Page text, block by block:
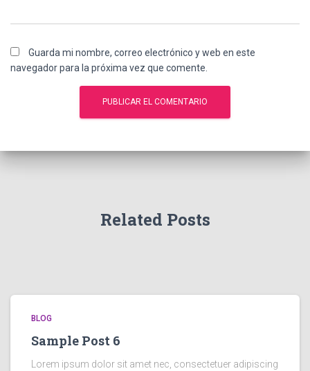
Guarda mi nombre, correo electrónico y web en este
navegador para la próxima vez que comente.
Related Posts
BLOG
Sample Post 6
Lorem ipsum dolor sit amet nec, consectetuer adipiscing